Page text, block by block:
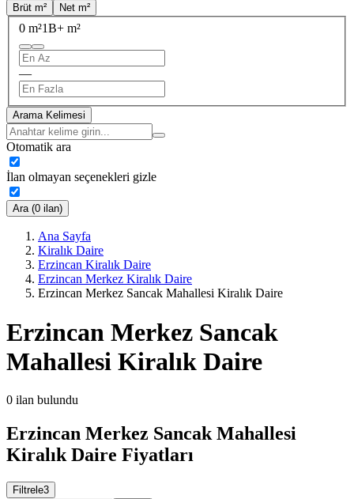
Brüt m²
Net m²
0 m²1B+ m²
—
Arama Kelimesi
Otomatik ara
İlan olmayan seçenekleri gizle
Ara (0 ilan)
Ana Sayfa
Kiralık Daire
Erzincan Kiralık Daire
Erzincan Merkez Kiralık Daire
Erzincan Merkez Sancak Mahallesi Kiralık Daire
Erzincan Merkez Sancak
Mahallesi Kiralık Daire
0 ilan bulundu
Erzincan Merkez Sancak Mahallesi
Kiralık Daire Fiyatları
Filtrele3